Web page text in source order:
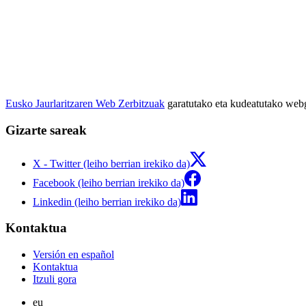
Eusko Jaurlaritzaren Web Zerbitzuak garatutako eta kudeatutako
Gizarte sareak
X - Twitter (leiho berrian irekiko da)
Facebook (leiho berrian irekiko da)
Linkedin (leiho berrian irekiko da)
Kontaktua
Versión en español
Kontaktua
Itzuli gora
eu